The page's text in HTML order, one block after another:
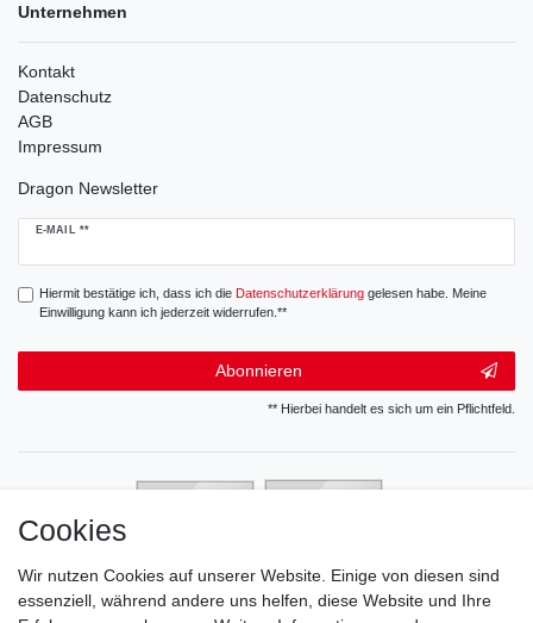
Unternehmen
Kontakt
Datenschutz
AGB
Impressum
Dragon Newsletter
E-MAIL **
Newsletter
Hiermit bestätige ich, dass ich die Daten­schutz­erklärunggelesen habe. Meine
Einwilligung kann ich jederzeit widerrufen.**
Abonnieren
** Hierbei handelt es sich um ein Pflichtfeld.
Cookies
Wir nutzen Cookies auf unserer Website. Einige von diesen sind
essenziell, während andere uns helfen, diese Website und Ihre